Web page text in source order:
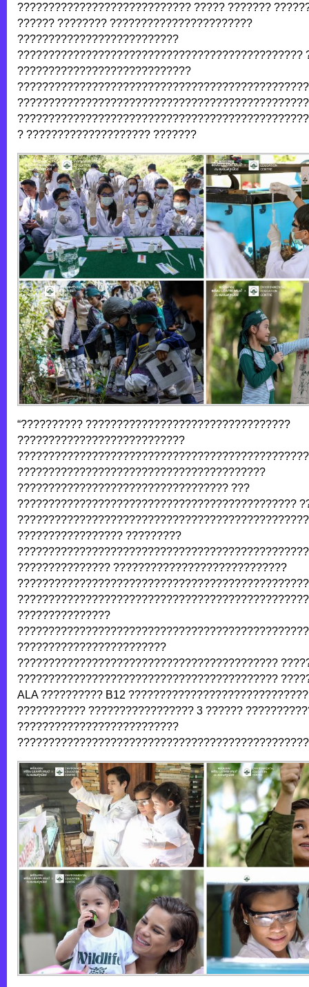
???????????????????????????? ????? ???????
?????? ???????? ???????????????????????
??????????????????????????
??????????????????????????????????????????????
????????????????????????????
? ???????????????????? ???????
“?????????? ?????????????????????????????????
???????????????????????????
????????????????????????????????????????
?????????????????????????????????? ???
?????????????????????????????????????????????
????????????????? ?????????
??????????????? ????????????????????????????
???????????????
????????????????????????
??????????????????????????????????????????
??????????????????????????????????????????
ALA ?????????? B12
??????????? ????????????????? 3 ??????
??????????????????????????